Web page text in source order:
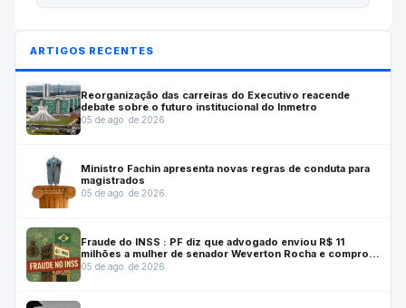
ARTIGOS RECENTES
Reorganização das carreiras do Executivo reacende
debate sobre o futuro institucional do Inmetro
05 de ago. de 2026
Ministro Fachin apresenta novas regras de conduta para
magistrados
05 de ago. de 2026
Fraude do INSS : PF diz que advogado enviou R$ 11
milhões a mulher de senador Weverton Rocha e comprou
casa para ele
05 de ago. de 2026